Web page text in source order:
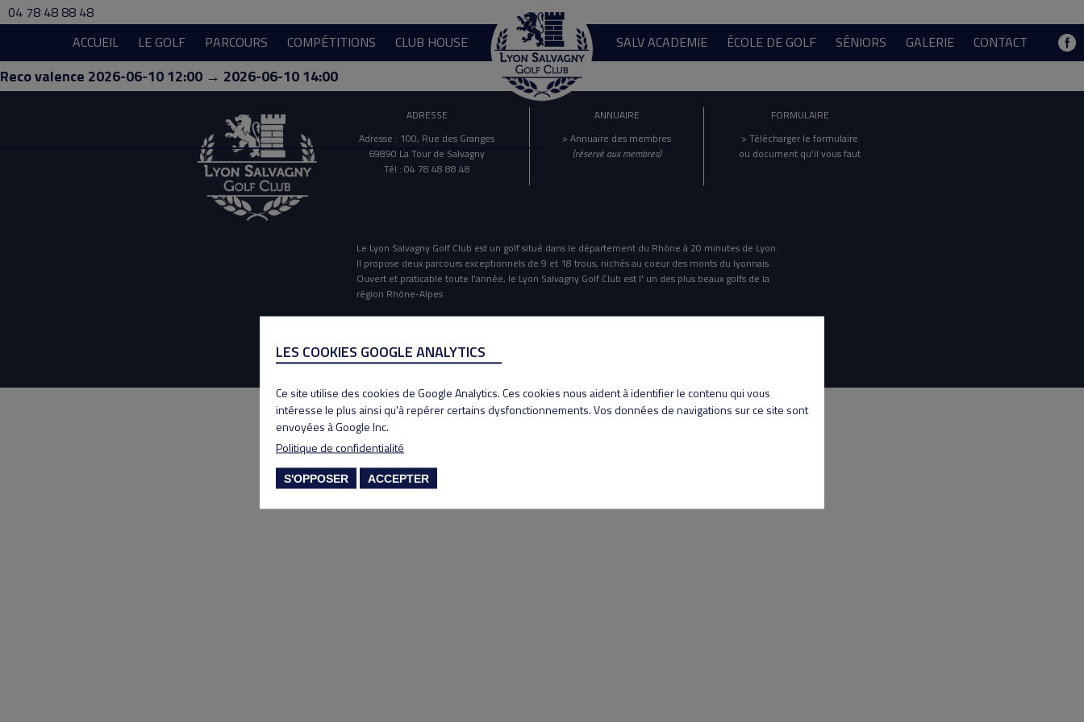
04 78 48 88 48
ACCUEIL
LE GOLF PARCOURS COMPÉTITIONS CLUB HOUSE SALV ACADEMIE ÉCOLE DE GOLF SÉNIORS GALERIE CONTACT
Reco valence 2026-06-10 12:00 → 2026-06-10 14:00
ADRESSE
Adresse : 100, Rue des Granges
69890 La Tour de Salvagny
Tél : 04 78 48 88 48
ANNUAIRE
> Annuaire des membres
(réservé aux membres)
FORMULAIRE
> Télécharger le formulaire
ou document qu'il vous faut
Le Lyon Salvagny Golf Club est un golf situé dans le département du Rhône à 20 minutes de Lyon.
Il propose deux parcours exceptionnels de 9 et 18 trous, nichés au coeur des monts du lyonnais.
Ouvert et praticable toute l'année, le Lyon Salvagny Golf Club est l' un des plus beaux golfs de la
région Rhône-Alpes
Copyright 2020 Lyon Salvagny golf club
LES COOKIES GOOGLE ANALYTICS
Ce site utilise des cookies de Google Analytics. Ces cookies nous aident à identifier le contenu qui vous
intéresse le plus ainsi qu'à repérer certains dysfonctionnements. Vos données de navigations sur ce site sont
envoyées à Google Inc.
Politique de confidentialité
S'OPPOSER ACCEPTER